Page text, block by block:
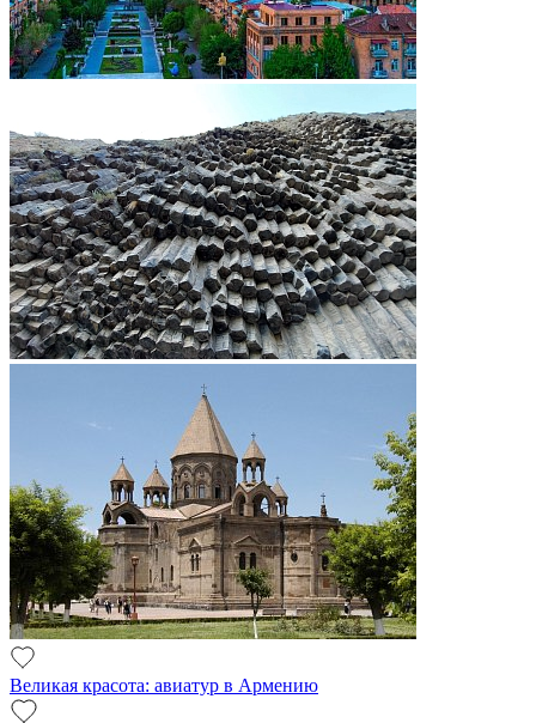
Великая красота: авиатур в Армению